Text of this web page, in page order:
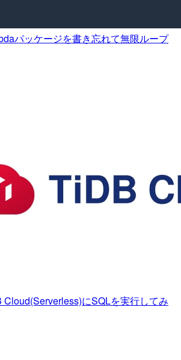
パッケージを書き忘れて無限ループ
Cloud(Serverless)にSQLを実行してみ